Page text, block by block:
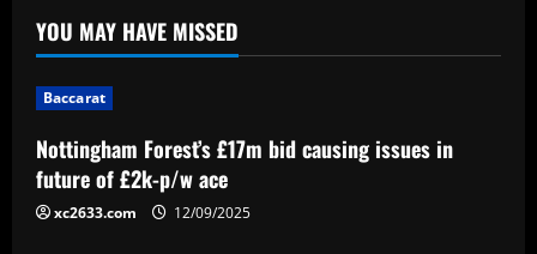
Nottingham Forest’s £17m bid causing
issues in future of £2k-p/w ace
Baccarat
Liverpool eyeing move to sign teenager
ahead of Man City and Bayern Munich
YOU MAY HAVE MISSED
Baccarat
Nottingham Forest’s £17m bid causing issues in
future of £2k-p/w ace
xc2633.com 12/09/2025